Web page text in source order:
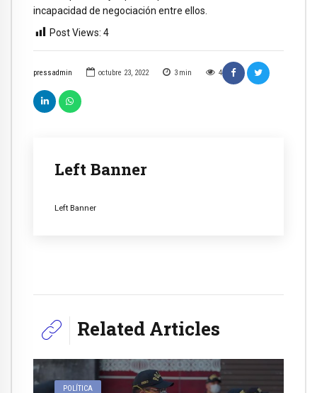
pressadmin octubre 23, 2022 3 min 4
Left Banner
Left Banner
incapacidad de negociación entre ellos.
Post Views: 4
Related Articles
POLÍTICA